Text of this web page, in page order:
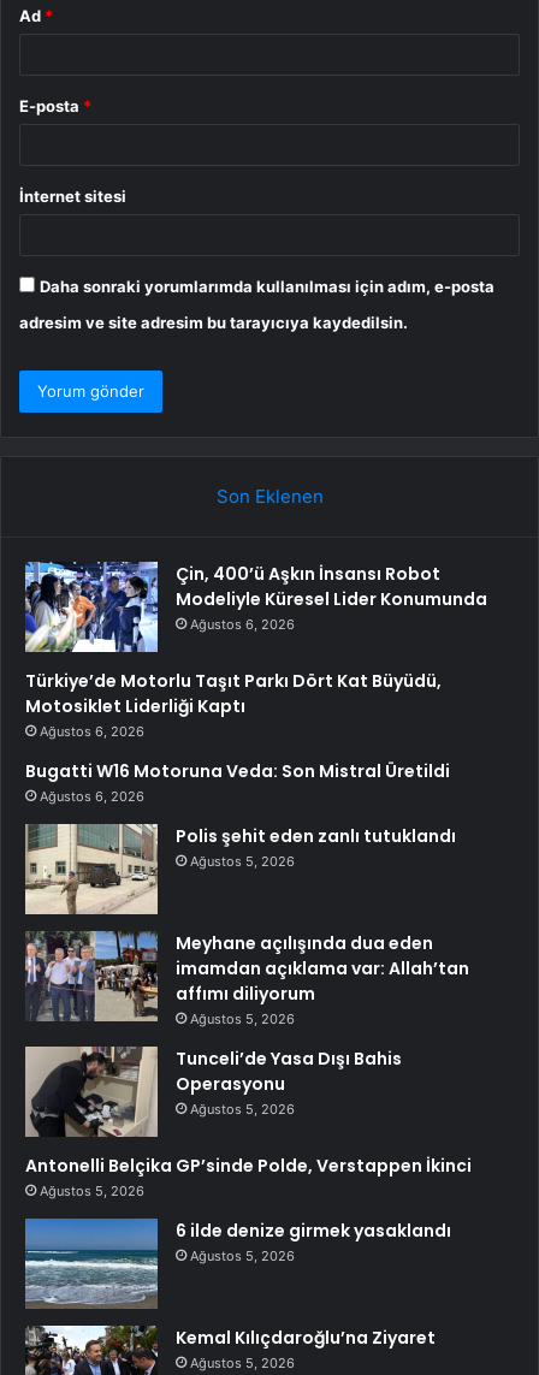
Ad *
E-posta *
İnternet sitesi
Daha sonraki yorumlarımda kullanılması için adım, e-posta
adresim ve site adresim bu tarayıcıya kaydedilsin.
Son Eklenen
Çin, 400’ü Aşkın İnsansı Robot
Modeliyle Küresel Lider Konumunda
Ağustos 6, 2026
Türkiye’de Motorlu Taşıt Parkı Dört Kat Büyüdü,
Motosiklet Liderliği Kaptı
Ağustos 6, 2026
Bugatti W16 Motoruna Veda: Son Mistral Üretildi
Ağustos 6, 2026
Polis şehit eden zanlı tutuklandı
Ağustos 5, 2026
Meyhane açılışında dua eden
imamdan açıklama var: Allah’tan
affımı diliyorum
Ağustos 5, 2026
Tunceli’de Yasa Dışı Bahis
Operasyonu
Ağustos 5, 2026
Antonelli Belçika GP’sinde Polde, Verstappen İkinci
Ağustos 5, 2026
6 ilde denize girmek yasaklandı
Ağustos 5, 2026
Kemal Kılıçdaroğlu’na Ziyaret
Ağustos 5, 2026